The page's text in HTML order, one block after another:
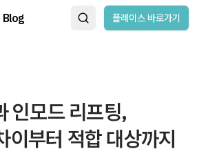
Blog 플레이스 바로가기
인모드 리프팅,
부터 적합 대상까지